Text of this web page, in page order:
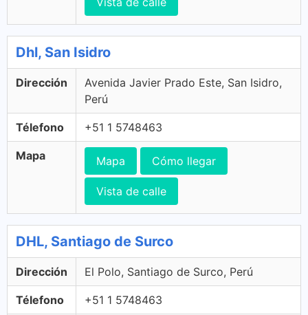
Dhl, San Isidro
Dirección
Avenida Javier Prado Este, San Isidro,
Perú
Télefono +51 1 5748463
Mapa Mapa Cómo llegar
Vista de calle
DHL, Santiago de Surco
Dirección El Polo, Santiago de Surco, Perú
Télefono +51 1 5748463